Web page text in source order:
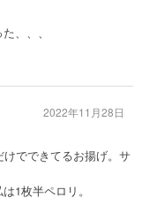
、、、
でできてるお揚げ。サ
1枚半ペロリ。
2022年11月28日